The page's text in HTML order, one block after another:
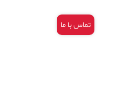
تماس با ما